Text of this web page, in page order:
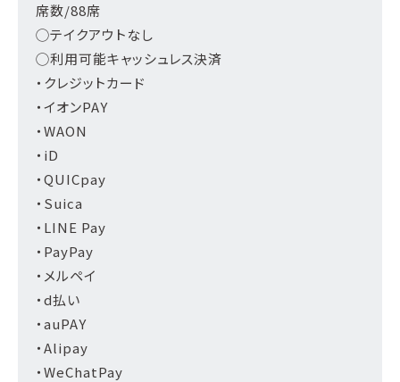
席数/88席
◯テイクアウトなし
◯利用可能キャッシュレス決済
・クレジットカード
・イオンPAY
・WAON
・iD
・QUICpay
・Suica
・LINE Pay
・PayPay
・メルペイ
・d払い
・auPAY
・Alipay
・WeChatPay